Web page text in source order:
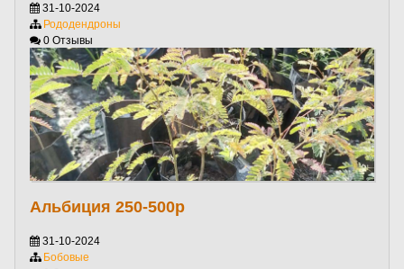
31-10-2024
Рододендроны
0 Отзывы
Альбиция 250-500р
31-10-2024
Бобовые